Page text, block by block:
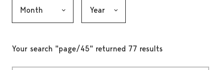
Your search "page/45" returned 77 results